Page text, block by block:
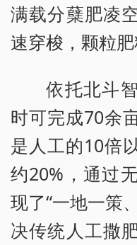
满载分蘖肥凌
速穿梭，颗粒肥
依托北斗
时可完成70余
是人工的10倍
约20%，通过
现了“一地一策
决传统人工撒